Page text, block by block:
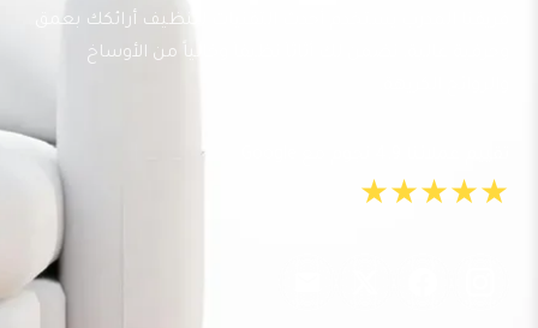
فريقنا المدرب يستخدم أحدث التقنيات لتنظيف أرائكك بعمق
وحرفية عالية. نضمن لك أثاثاً نظيفاً وخالياً من الأوساخ
★★★★★